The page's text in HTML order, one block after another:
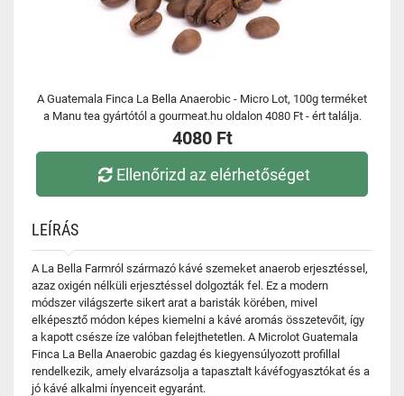
A Guatemala Finca La Bella Anaerobic - Micro Lot, 100g terméket
a Manu tea gyártótól a gourmeat.hu oldalon 4080 Ft - ért találja.
4080 Ft
Ellenőrizd az elérhetőséget
LEÍRÁS
A La Bella Farmról származó kávé szemeket anaerob erjesztéssel,
azaz oxigén nélküli erjesztéssel dolgozták fel. Ez a modern
módszer világszerte sikert arat a baristák körében, mivel
elképesztő módon képes kiemelni a kávé aromás összetevőit, így
a kapott csésze íze valóban felejthetetlen. A Microlot Guatemala
Finca La Bella Anaerobic gazdag és kiegyensúlyozott profillal
rendelkezik, amely elvarázsolja a tapasztalt kávéfogyasztókat és a
jó kávé alkalmi ínyenceit egyaránt.